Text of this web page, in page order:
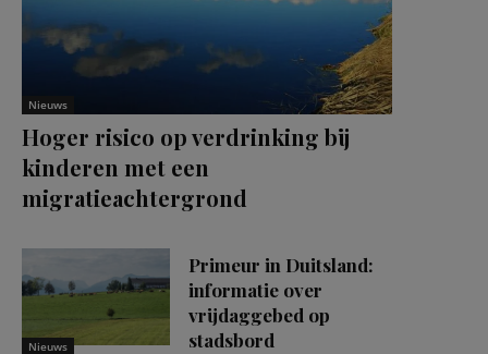
Nieuws
Hoger risico op verdrinking bij
kinderen met een
migratieachtergrond
Nieuws
Primeur in Duitsland:
informatie over
vrijdaggebed op
stadsbord